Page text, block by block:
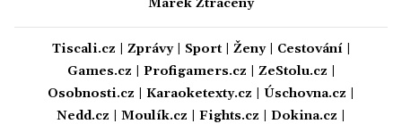
Marek Ztracený
Tiscali.cz Zprávy| Sport| Ženy| Cestování|
Games.cz
Profigamers.cz ZeStolu.cz
Osobnosti.cz
Karaoketexty.cz Úschovna.cz
Nedd.cz
Moulík.cz Fights.cz Dokina.cz